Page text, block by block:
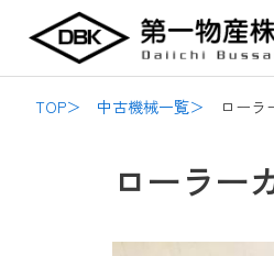
を
TOP＞ 中古機械一覧＞ ローラ
ローラー
navigation